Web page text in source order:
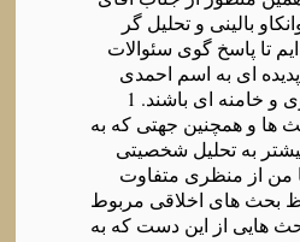
بالینی و تحلیل گر
تا پاسخ گوی سئوالات
ای به اسم احمدی
نژاد و مناقشات اخیر بین وی و خامنه ای باشند. 1
ها و همچنین جهتی که به
به تحلیل شخصیتی
من از منظری متفاوت
بحث های اخلاقی مربوط
هایی از این دست که به